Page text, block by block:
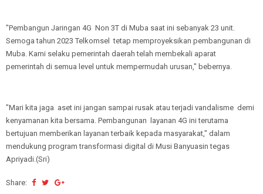
"Pembangun Jaringan 4G Non 3T di Muba saat ini sebanyak 23 unit.
Semoga tahun 2023 Telkomsel tetap memproyeksikan pembangunan di
Muba. Kami selaku pemerintah daerah telah membekali aparat
pemerintah di semua level untuk mempermudah urusan," bebernya.
"Mari kita jaga aset ini jangan sampai rusak atau terjadi vandalisme demi
kenyamanan kita bersama. Pembangunan layanan 4G ini terutama
bertujuan memberikan layanan terbaik kepada masyarakat," dalam
mendukung program transformasi digital di Musi Banyuasin tegas
Apriyadi.(Sri)
Share: